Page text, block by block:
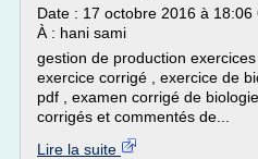
Date : 17 octobre 2016 à
À : hani sami
gestion de production
exercice corrigé , exercice de
pdf , examen corrigé de
corrigés et commentés de...
Lire la suite